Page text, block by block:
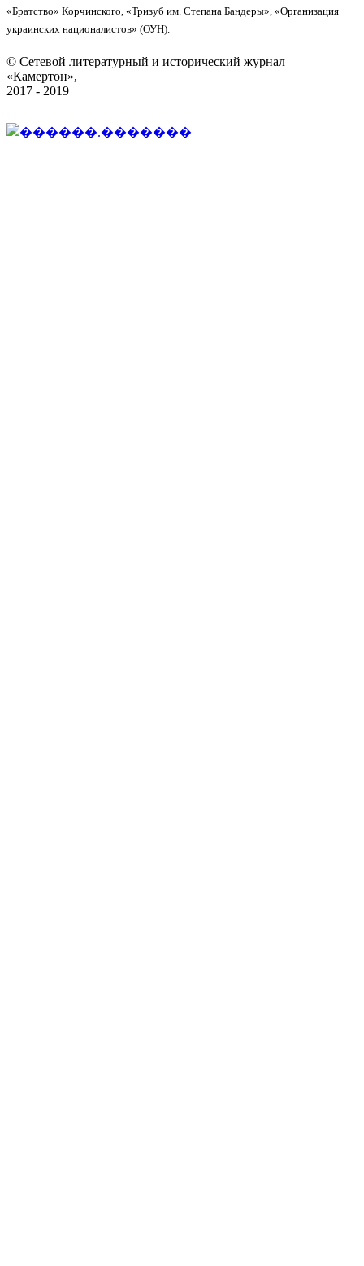
«Братство» Корчинского, «Тризуб им. Степана Бандеры», «Организация
украинских националистов» (ОУН).
© Сетевой литературный и исторический журнал
«Камертон»,
2017 - 2019